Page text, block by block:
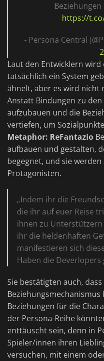
https://
- Persona Central
Laut den Entwicklern wird
tatsächlich ein System
ähnelt, aber es wird nicht
Anstatt Bindungen zu
aufzubauen und die
vertiefen, um
Metaphor: ReFantazio
aufbauen und gestalten,
begegnet, und sie
Protagonisten.
„Indem ihr die
die ihr auf euer Reise
ihnen zu Unterstützern
ihr die heldenhaften
manifestieren sich
Haben die
Sie bestätigten auch,
Beziehungen für die
der Persona-Reihe
enttäuscht sein, denn in
Spieler/innen ihren
versuchen, mit einem